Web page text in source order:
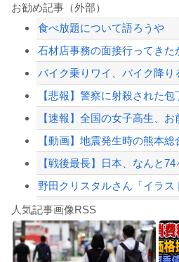
お勧め記事（外部）
食べ放題について語ろうや
バイク乗りワイ、バイク降り
白石「あ、あきら様……？
8/4のニュース
人気記事画像RSS